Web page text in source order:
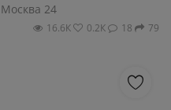
Москва 24
16.6К 0.2К 18 79